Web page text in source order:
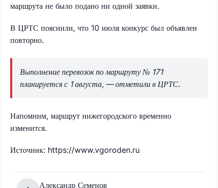
маршрута не было подано ни одной заявки.
В ЦРТС пояснили, что 10 июля конкурс был объявлен
повторно.
Выполнение перевозок по маршруту № 171
планируется с 1 августа, — отметили в ЦРТС.
Напомним, маршрут нижегородского временно
изменится.
Источник: https://www.vgoroden.ru
Александр Семенов